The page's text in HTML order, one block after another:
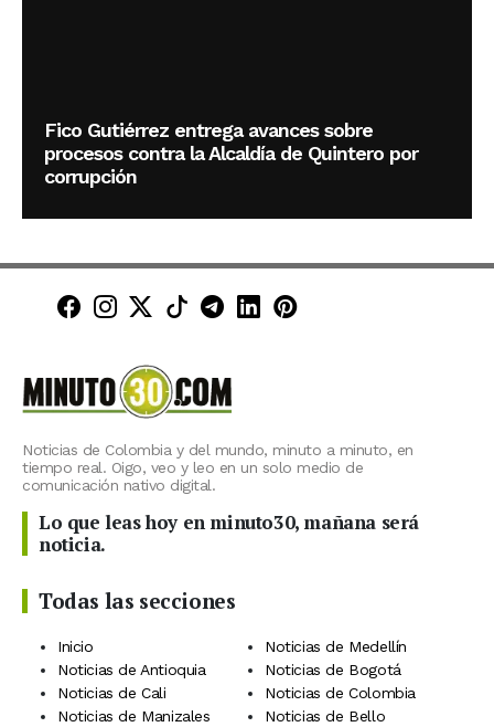
Fico Gutiérrez entrega avances sobre
procesos contra la Alcaldía de Quintero por
corrupción
Minuto30 en Facebook
Minuto30 en Instagram
Minuto30 en X (Twitter)
Minuto30 en TikTok
Canal de Minuto30 en
Minuto30 en LinkedIn
Minuto30 en
Noticias de Colombia y del mundo, minuto a minuto, en
tiempo real. Oigo, veo y leo en un solo medio de
comunicación nativo digital.
Lo que leas hoy en minuto30, mañana será
noticia.
Todas las secciones
Inicio
Noticias de Medellín
Noticias de Antioquia
Noticias de Bogotá
Noticias de Cali
Noticias de Colombia
Noticias de Manizales
Noticias de Bello